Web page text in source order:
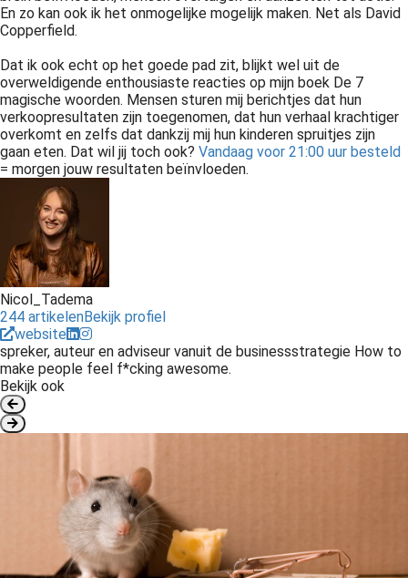
En zo kan ook ik het onmogelijke mogelijk maken. Net als David
Copperfield.
Dat ik ook echt op het goede pad zit, blijkt wel uit de
overweldigende enthousiaste reacties op mijn boek De 7
magische woorden. Mensen sturen mij berichtjes dat hun
verkoopresultaten zijn toegenomen, dat hun verhaal krachtiger
overkomt en zelfs dat dankzij mij hun kinderen spruitjes zijn
gaan eten. Dat wil jij toch ook? Vandaag voor 21:00 uur besteld
= morgen jouw resultaten beïnvloeden.
Nicol_Tadema
244 artikelenBekijk profiel
website
spreker, auteur en adviseur vanuit de businessstrategie How to
make people feel f*cking awesome.
Bekijk ook